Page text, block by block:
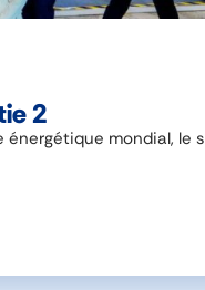
2
mondial, le